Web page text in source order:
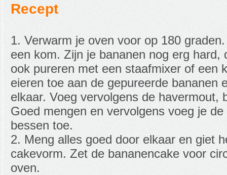
Recept
1. Verwarm je oven voor op 180
een kom. Zijn je bananen nog erg hard,
ook pureren met een staafmixer of een
eieren toe aan de gepureerde bananen
elkaar. Voeg vervolgens de havermout,
Goed mengen en vervolgens voeg je
bessen toe.
2. Meng alles goed door elkaar en giet
cakevorm. Zet de bananencake voor
oven.